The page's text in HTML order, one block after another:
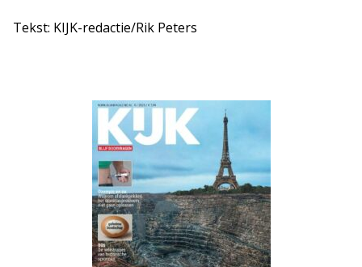
Tekst: KIJK-redactie/Rik Peters